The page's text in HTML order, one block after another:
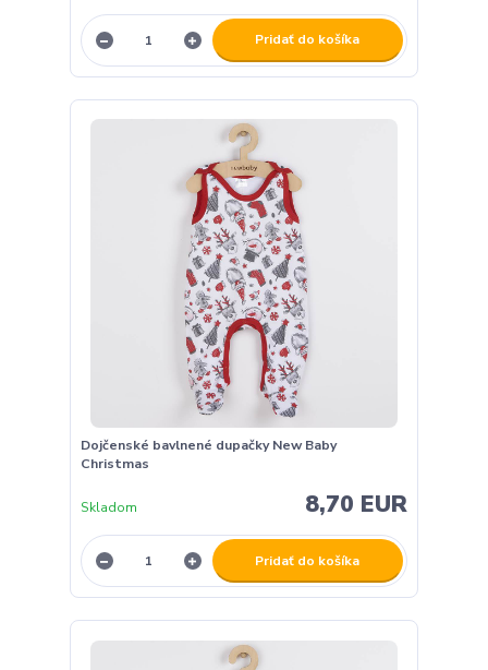
Pridať do košíka
Dojčenské bavlnené dupačky New Baby
Christmas
8,70 EUR
Skladom
Pridať do košíka